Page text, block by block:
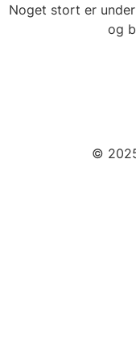
Noget stort er
og
©